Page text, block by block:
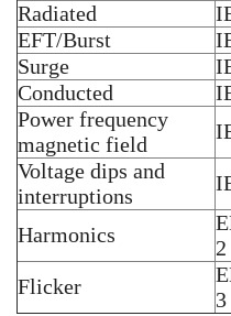
Radiated
EFT/Burst
Surge
Conducted
Power frequency
magnetic field
Voltage dips and
interruptions
Harmonics
2
Flicker
3